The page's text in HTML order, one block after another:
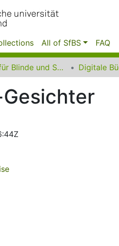
All of SfBS FAQ
Service für Blinde und Sehbehinderte der UB Dortmund